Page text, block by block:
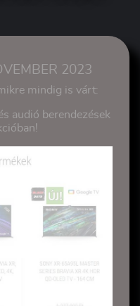
2023
mindig is várt:
audió berendezések